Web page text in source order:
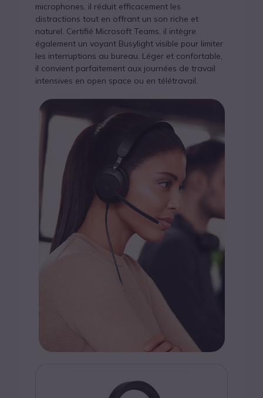
microphones, il réduit efficacement les
distractions tout en offrant un son riche et
naturel. Certifié Microsoft Teams, il intègre
également un voyant Busylight visible pour limiter
les interruptions au bureau. Léger et confortable,
il convient parfaitement aux journées de travail
intensives en open space ou en télétravail.